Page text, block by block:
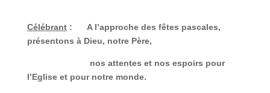
Célébrant:
A l’approche des fêtes pascales,
présentons à Dieu, notre Père,
nos attentes et nos espoirs pour
l’Eglise et pour notre monde.